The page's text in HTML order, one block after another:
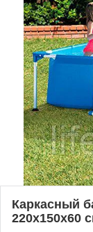
Каркасный
220х150х60